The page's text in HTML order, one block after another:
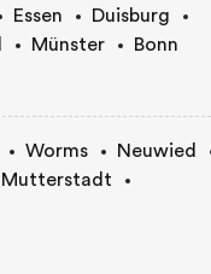
Essen
Duisburg
Münster Bonn
Worms
Neuwied
Mutterstadt